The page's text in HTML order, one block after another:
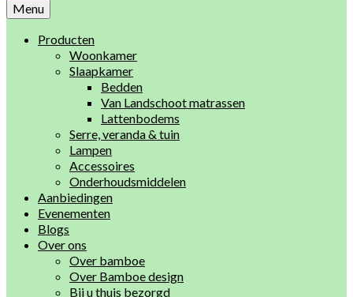
Menu
Producten
Woonkamer
Slaapkamer
Bedden
Van Landschoot matrassen
Lattenbodems
Serre, veranda & tuin
Lampen
Accessoires
Onderhoudsmiddelen
Aanbiedingen
Evenementen
Blogs
Over ons
Over bamboe
Over Bamboe design
Bij u thuis bezorgd